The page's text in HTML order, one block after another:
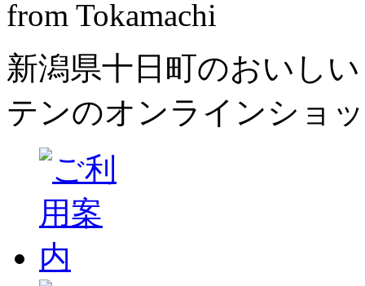
from Tokamachi
新潟県十日町のおいし
テンのオンラインショ